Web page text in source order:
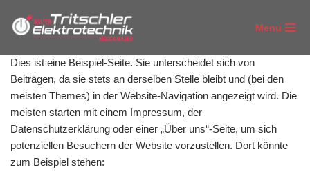
Zum
Inhalt
springen
Menu
Dies ist eine Beispiel-Seite. Sie unterscheidet sich von
Beiträgen, da sie stets an derselben Stelle bleibt und (bei den
meisten Themes) in der Website-Navigation angezeigt wird. Die
meisten starten mit einem Impressum, der
Datenschutzerklärung oder einer „Über uns“-Seite, um sich
potenziellen Besuchern der Website vorzustellen. Dort könnte
zum Beispiel stehen: